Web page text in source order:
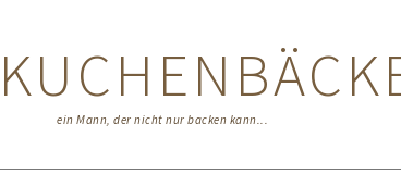
ein Mann, der nicht nur backen kann...